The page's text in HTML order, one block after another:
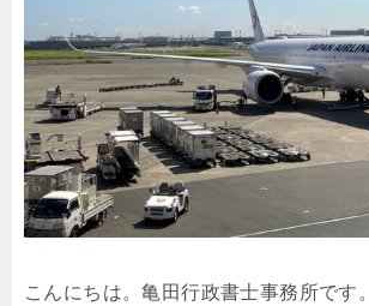
こんにちは。亀田行政書士事務所です。